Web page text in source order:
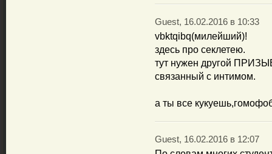
Guest, 16.02.2016 в 10:33
vbktqibq(милейший)!
здесь про секлетею.
тут нужен другой
связанный с интимом.
а ты все
Guest, 16.02.2016 в 12:07